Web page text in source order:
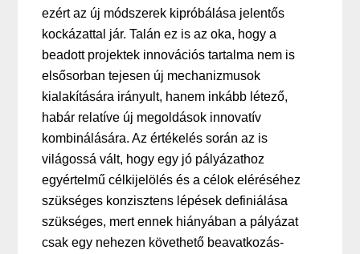
ezért az új módszerek kipróbálása jelentős
kockázattal jár. Talán ez is az oka, hogy a
beadott projektek innovációs tartalma nem is
elsősorban tejesen új mechanizmusok
kialakítására irányult, hanem inkább létező,
habár relatíve új megoldások innovatív
kombinálására. Az értékelés során az is
világossá vált, hogy egy jó pályázathoz
egyértelmű célkijelölés és a célok eléréséhez
szükséges konzisztens lépések definiálása
szükséges, mert ennek hiányában a pályázat
csak egy nehezen követhető beavatkozás-